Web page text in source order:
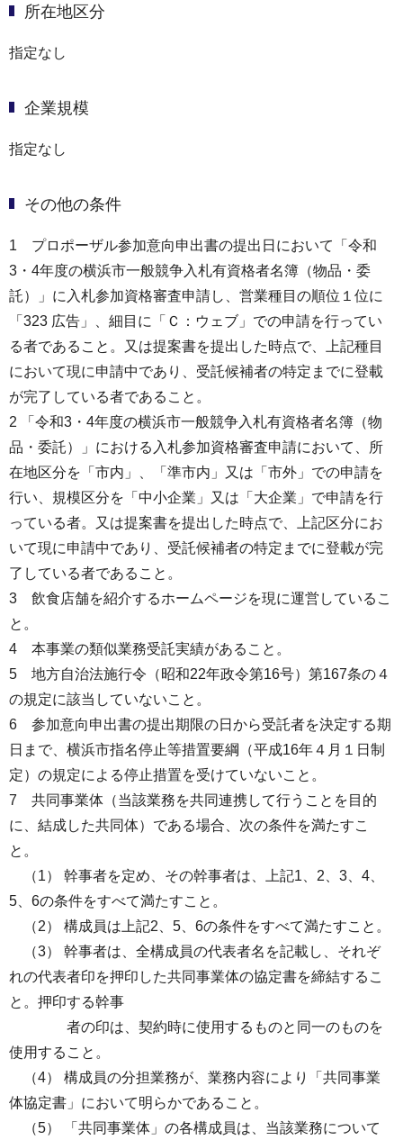
所在地区分
指定なし
企業規模
指定なし
その他の条件
1 プロポーザル参加意向申出書の提出日において「令和
3・4年度の横浜市一般競争入札有資格者名簿（物品・委
託）」に入札参加資格審査申請し、営業種目の順位１位に
「323 広告」、細目に「Ｃ：ウェブ」での申請を行ってい
る者であること。又は提案書を提出した時点で、上記種目
において現に申請中であり、受託候補者の特定までに登載
が完了している者であること。
2 「令和3・4年度の横浜市一般競争入札有資格者名簿（物
品・委託）」における入札参加資格審査申請において、所
在地区分を「市内」、「準市内」又は「市外」での申請を
行い、規模区分を「中小企業」又は「大企業」で申請を行
っている者。又は提案書を提出した時点で、上記区分にお
いて現に申請中であり、受託候補者の特定までに登載が完
了している者であること。
3 飲食店舗を紹介するホームページを現に運営しているこ
と。
4 本事業の類似業務受託実績があること。
5 地方自治法施行令（昭和22年政令第16号）第167条の４
の規定に該当していないこと。
6 参加意向申出書の提出期限の日から受託者を決定する期
日まで、横浜市指名停止等措置要綱（平成16年４月１日制
定）の規定による停止措置を受けていないこと。
7 共同事業体（当該業務を共同連携して行うことを目的
に、結成した共同体）である場合、次の条件を満たすこ
と。
（1） 幹事者を定め、その幹事者は、上記1、2、3、4、
5、6の条件をすべて満たすこと。
（2） 構成員は上記2、5、6の条件をすべて満たすこと。
（3） 幹事者は、全構成員の代表者名を記載し、それぞ
れの代表者印を押印した共同事業体の協定書を締結するこ
と。押印する幹事
者の印は、契約時に使用するものと同一のものを
使用すること。
（4） 構成員の分担業務が、業務内容により「共同事業
体協定書」において明らかであること。
（5） 「共同事業体」の各構成員は、当該業務について